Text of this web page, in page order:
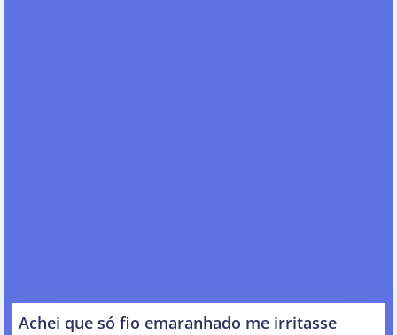
Achei que só fio emaranhado me irritasse